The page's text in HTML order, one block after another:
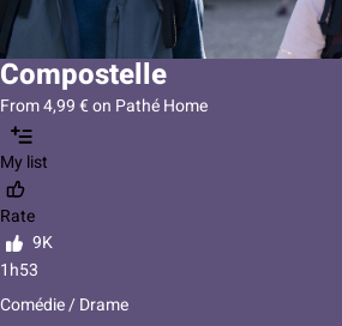
Compostelle
From 4,99 € on Pathé Home
My list
Rate
9K
1h53
Comédie / Drame